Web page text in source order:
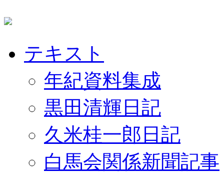
テキスト
年紀資料集成
黒田清輝日記
久米桂一郎日記
白馬会関係新聞記事